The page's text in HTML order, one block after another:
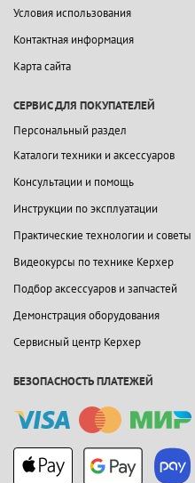
Условия использования
Контактная информация
Карта сайта
СЕРВИС ДЛЯ ПОКУПАТЕЛЕЙ
Персональный раздел
Каталоги техники и аксессуаров
Консультации и помощь
Инструкции по эксплуатации
Практические технологии и советы
Видеокурсы по технике Керхер
Подбор аксессуаров и запчастей
Демонстрация оборудования
Сервисный центр Керхер
БЕЗОПАСНОСТЬ ПЛАТЕЖЕЙ